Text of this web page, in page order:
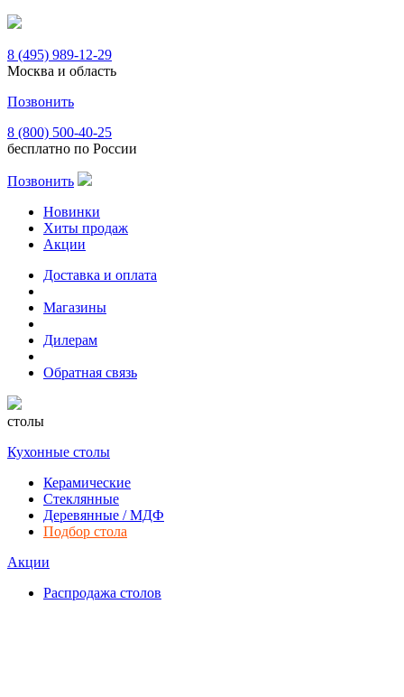
8 (495) 989-12-29
Москва и область
Позвонить
8 (800) 500-40-25
бесплатно по России
Позвонить
Новинки
Хиты продаж
Акции
Доставка и оплата
Магазины
Дилерам
Обратная связь
столы
Кухонные столы
Керамические
Стеклянные
Деревянные / МДФ
Подбор стола
Акции
Распродажа столов